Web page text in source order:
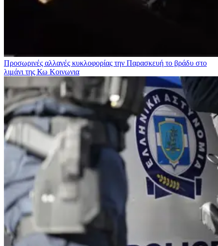
Προσωρινές αλλαγές κυκλοφορίας την Παρασκευή το βράδυ στο
λιμάνι της Κω Κοινωνια